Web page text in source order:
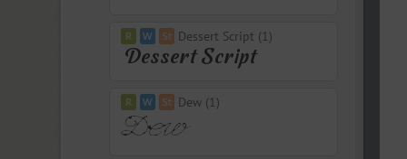
Dessert Script (1)
Dew (1)